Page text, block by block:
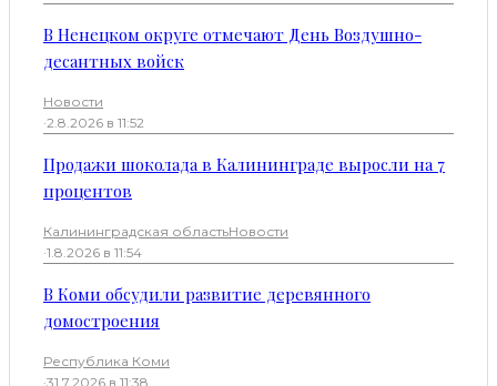
В Ненецком округе отмечают День Воздушно-
десантных войск
Новости
·2.8.2026 в 11:52
Продажи шоколада в Калининграде выросли на 7
процентов
Калининградская областьНовости
·1.8.2026 в 11:54
В Коми обсудили развитие деревянного
домостроения
Республика Коми
·31.7.2026 в 11:38